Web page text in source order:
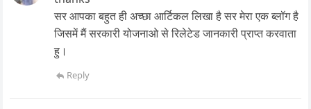
सर आपका बहुत ही अच्छा आर्टिकल लिखा है सर मेरा एक ब्लॉग है
जिसमें मैं सरकारी योजनाओ से रिलेटेड जानकारी प्राप्त करवाता
हु।
Reply